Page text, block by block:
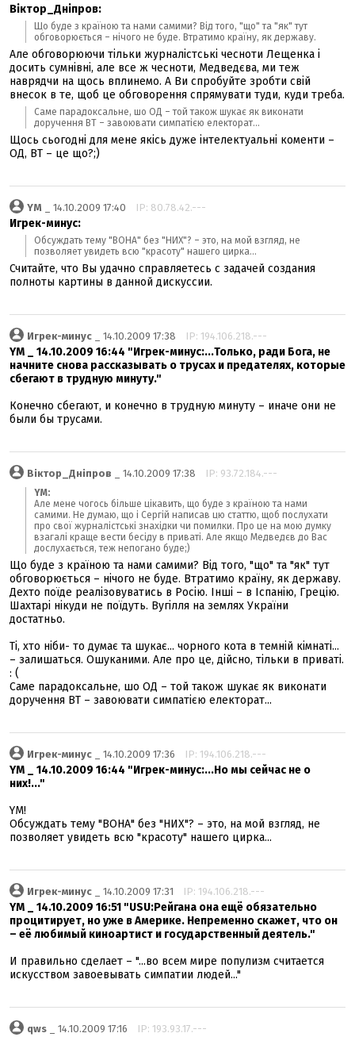
Віктор_Дніпров:
Що буде з країною та нами самими? Від того, "що" та "як" тут
обговорюється – нічого не буде. Втратимо країну, як державу.
Але обговорюючи тільки журналістські чесноти Лещенка і
досить сумнівні, але все ж чесноти, Медведєва, ми теж
наврядчи на щось вплинемо. А Ви спробуйте зробти свій
внесок в те, щоб це обговорення спрямувати туди, куди треба.
Саме парадоксальне, шо ОД – той також шукає як виконати
доручення ВТ – завоювати симпатією електорат...
Щось сьогодні для мене якісь дуже інтелектуальні коменти –
ОД, ВТ – це що?;)
YM _ 14.10.2009 17:40 IP: 80.78.42.---
Игрек-минус:
Обсуждать тему "ВОНА" без "НИХ"? – это, на мой взгляд, не
позволяет увидеть всю "красоту" нашего цирка...
Считайте, что Вы удачно справляетесь с задачей создания
полноты картины в данной дискуссии.
Игрек-минус _ 14.10.2009 17:38 IP: 194.106.218.---
YM _ 14.10.2009 16:44 "Игрек-минус:...Только, ради Бога, не
начните снова рассказывать о трусах и предателях, которые
сбегают в трудную минуту."
Конечно сбегают, и конечно в трудную минуту – иначе они не
были бы трусами.
Віктор_Дніпров _ 14.10.2009 17:38 IP: 93.72.184.---
YM:
Але мене чогось більше цікавить, що буде з країною та нами
самими. Не думаю, що і Сергій написав цю статтю, щоб послухати
про свої журналістські знахідки чи помилки. Про це на мою думку
взагалі краще вести бесіду в приваті. Але якщо Медведєв до Вас
дослухається, теж непогано буде;)
Що буде з країною та нами самими? Від того, "що" та "як" тут
обговорюється – нічого не буде. Втратимо країну, як державу.
Дехто поїде реалізовуватись в Росію. Інші – в Іспанію, Грецію.
Шахтарі нікуди не поїдуть. Вугілля на землях України
достатньо.
Ті, хто ніби- то думає та шукає... чорного кота в темній кімнаті...
– залишаться. Ошуканими. Але про це, дійсно, тільки в приваті.
: (
Саме парадоксальне, шо ОД – той також шукає як виконати
доручення ВТ – завоювати симпатією електорат...
Игрек-минус _ 14.10.2009 17:36 IP: 194.106.218.---
YM _ 14.10.2009 16:44 "Игрек-минус:...Но мы сейчас не о
них!..."
YM!
Обсуждать тему "ВОНА" без "НИХ"? – это, на мой взгляд, не
позволяет увидеть всю "красоту" нашего цирка...
Игрек-минус _ 14.10.2009 17:31 IP: 194.106.218.---
YM _ 14.10.2009 16:51 "USU:Рейгана она ещё обязательно
процитирует, но уже в Америке. Непременно скажет, что он
– её любимый киноартист и государственный деятель."
И правильно сделает – "...во всем мире популизм считается
искусством завоевывать симпатии людей..."
qws _ 14.10.2009 17:16 IP: 193.93.17.---